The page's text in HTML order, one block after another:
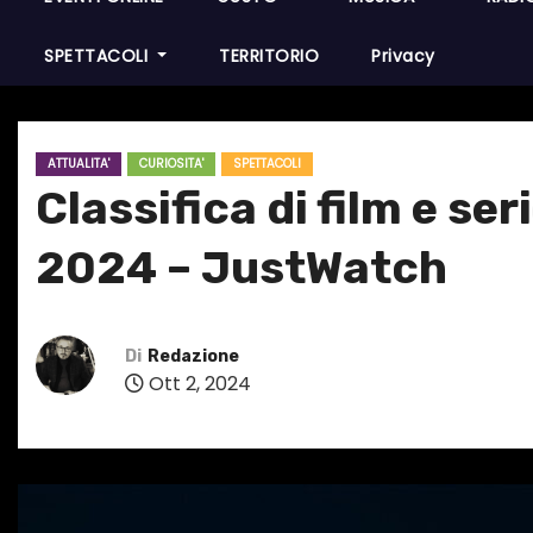
SPETTACOLI TERRITORIO Privacy
ATTUALITA' CURIOSITA' SPETTACOLI
Classifica di film e
2024 – JustWatch
Di Redazione
Ott 2, 2024